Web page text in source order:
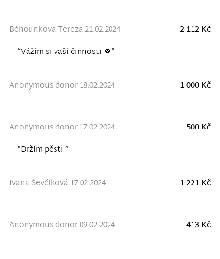
Běhounková Tereza 21.02.2024
2 112 Kč
“Vážím si vaší činnosti 🍀”
Anonymous donor 18.02.2024 1 000 Kč
Anonymous donor 17.02.2024
500 Kč
“Držím pěsti ”
Ivana Ševčíková 17.02.2024 1 221 Kč
Anonymous donor 09.02.2024 413 Kč